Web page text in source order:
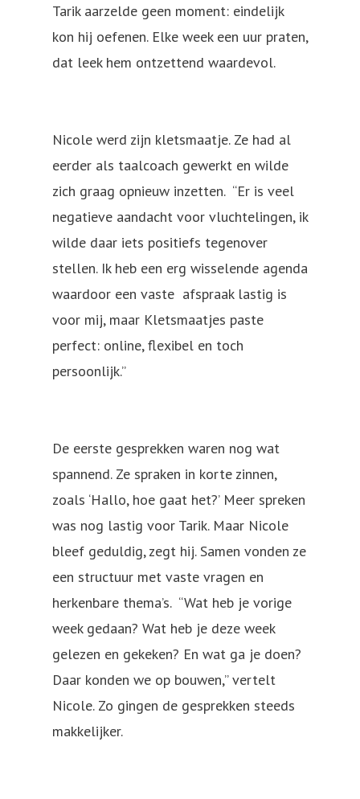
Tarik aarzelde geen moment: eindelijk
kon hij oefenen. Elke week een uur praten,
dat leek hem ontzettend waardevol.
Nicole werd zijn kletsmaatje. Ze had al
eerder als taalcoach gewerkt en wilde
zich graag opnieuw inzetten. “Er is veel
negatieve aandacht voor vluchtelingen, ik
wilde daar iets positiefs tegenover
stellen. Ik heb een erg wisselende agenda
waardoor een vaste afspraak lastig is
voor mij, maar Kletsmaatjes paste
perfect: online, flexibel en toch
persoonlijk.”
De eerste gesprekken waren nog wat
spannend. Ze spraken in korte zinnen,
zoals ‘Hallo, hoe gaat het?’ Meer spreken
was nog lastig voor Tarik. Maar Nicole
bleef geduldig, zegt hij. Samen vonden ze
een structuur met vaste vragen en
herkenbare thema’s. “Wat heb je vorige
week gedaan? Wat heb je deze week
gelezen en gekeken? En wat ga je doen?
Daar konden we op bouwen,” vertelt
Nicole. Zo gingen de gesprekken steeds
makkelijker.